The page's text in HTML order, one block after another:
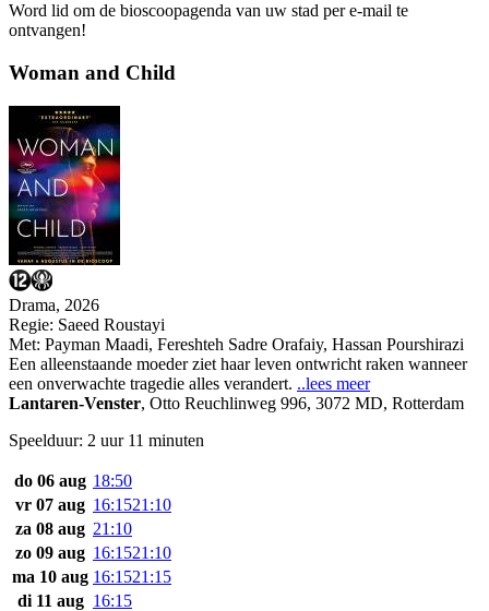
Word lid om de bioscoopagenda van uw stad per e-mail te
ontvangen!
Woman and Child
Drama, 2026
Regie: Saeed Roustayi
Met: Payman Maadi, Fereshteh Sadre Orafaiy, Hassan Pourshirazi
Een alleenstaande moeder ziet haar leven ontwricht raken wanneer
een onverwachte tragedie alles verandert. ..lees meer
Lantaren-Venster, Otto Reuchlinweg 996, 3072 MD, Rotterdam
Speelduur: 2 uur 11 minuten
do 06 aug 18:50
vr 07 aug 16:1521:10
za 08 aug 21:10
zo 09 aug 16:1521:10
ma 10 aug 16:1521:15
di 11 aug 16:15